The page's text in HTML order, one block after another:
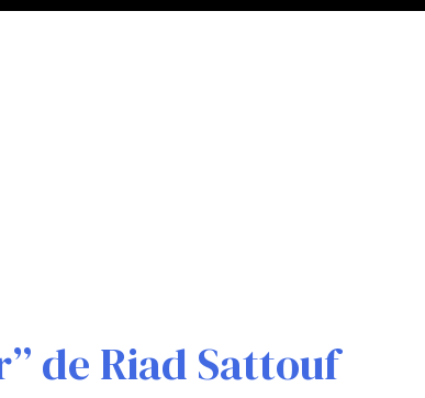
de Riad Sattouf